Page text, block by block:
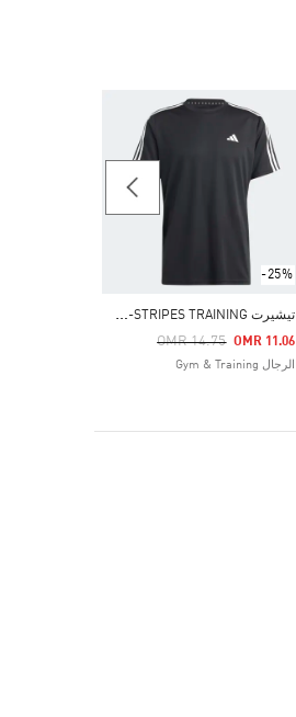
-25%
ت
يشيرت TRAIN ESSENTIALS 3-STRIPES TRAINING
Price Reduced From
OMR 14.75
To OMR 11.06
الرجال Gym & Training
Price Reduced From
To